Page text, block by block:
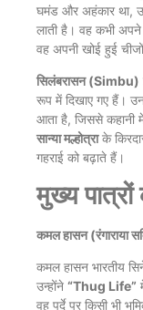
घमंड और अहंकार था,
लाती है। वह कभी अपने
वह अपनी खोई हुई
सिलंबरासन (Simbu)
रूप में दिखाए गए हैं।
आता है, जिससे कहानी
सान्या मल्होत्राके
गहराई को बढ़ाते हैं।
मुख्य पात्रों
कमल हासन (रंगाराया
कमल हासन भारतीय
उन्होंने “Thug Life”
वह पर्दे पर किसी भी